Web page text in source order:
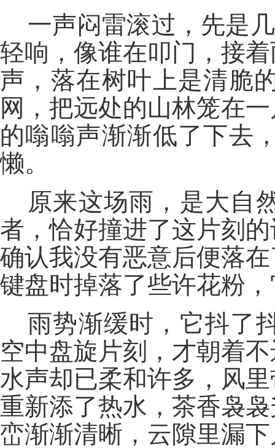
一声闷雷滚过，先是
轻响，像谁在叩门，接
声，落在树叶上是清脆
网，把远处的山林笼在
的嗡嗡声渐渐低了下去
懒。
原来这场雨，是大自
者，恰好撞进了这片刻
确认我没有恶意后便落
键盘时掉落了些许花粉
雨势渐缓时，它抖了
空中盘旋片刻，才朝着
水声却已柔和许多，风
重新添了热水，茶香袅
峦渐渐清晰，云隙里漏